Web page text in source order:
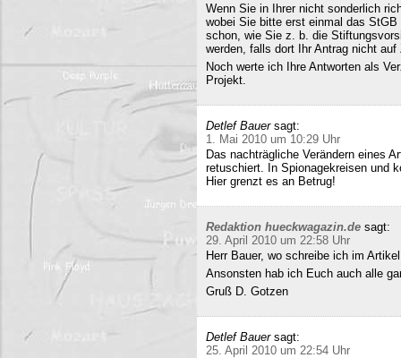
Wenn Sie in Ihrer nicht sonderlich
wobei Sie bitte erst einmal das
schon, wie Sie z. b. die
werden, falls dort Ihr Antrag nicht
Noch werte ich Ihre Antworten als
Projekt.
Detlef Bauer sagt:
1. Mai 2010 um 10:29 Uhr
Das nachträgliche Verändern eines
retuschiert. In Spionagekreisen und
Hier grenzt es an Betrug!
Redaktion hueckwagazin.de sagt:
29. April 2010 um 22:58 Uhr
Herr Bauer, wo schreibe ich im
Ansonsten hab ich Euch auch alle
Gruß D. Gotzen
Detlef Bauer sagt:
25. April 2010 um 22:54 Uhr